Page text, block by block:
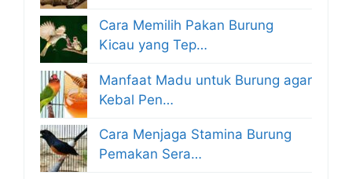
Cara Memilih Pakan Burung
Kicau yang Tep…
Manfaat Madu untuk Burung agar
Kebal Pen…
Cara Menjaga Stamina Burung
Pemakan Sera…